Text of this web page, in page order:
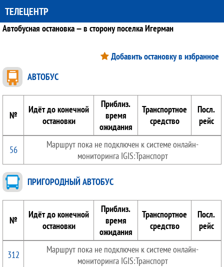
ТЕЛЕЦЕНТР
Автобусная остановка — в сторону поселка Игерман
Добавить остановку в избранное
АВТОБУС
№
Идёт до конечной
остановки
Приблиз.
время
ожидания
Транспортное
средство
Посл.
рейс
56
Маршрут пока не подключен к системе онлайн-
мониторинга IGIS:Транспорт
ПРИГОРОДНЫЙ АВТОБУС
№
Идёт до конечной
остановки
Приблиз.
время
ожидания
Транспортное
средство
Посл.
рейс
312
Маршрут пока не подключен к системе онлайн-
мониторинга IGIS:Транспорт